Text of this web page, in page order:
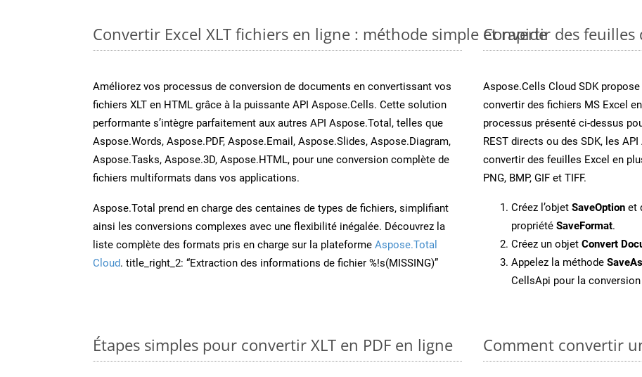
Convertir Excel XLT fichiers en ligne : méthode simple et rapide
Améliorez vos processus de conversion de documents en convertissant vos
fichiers XLT en HTML grâce à la puissante API Aspose.Cells. Cette solution
performante s’intègre parfaitement aux autres API Aspose.Total, telles que
Aspose.Words, Aspose.PDF, Aspose.Email, Aspose.Slides, Aspose.Diagram,
Aspose.Tasks, Aspose.3D, Aspose.HTML, pour une conversion complète de
fichiers multiformats dans vos applications.
Aspose.Total prend en charge des centaines de types de fichiers, simplifiant
ainsi les conversions complexes avec une flexibilité inégalée. Découvrez la
liste complète des formats pris en charge sur la plateforme Aspose.Total
Cloud. title_right_2: “Extraction des informations de fichier %!s(MISSING)”
Convertir des feuilles
Aspose.Cells Cloud SDK
convertir des fichiers MS Excel
processus présenté ci-dessus
REST directs ou des SDK, les
convertir des feuilles Excel en
PNG, BMP, GIF et TIFF.
Créez l’objet SaveOption et
propriété SaveFormat.
Créez un objet Convert
Appelez la méthode
CellsApi pour la conversion
Étapes simples pour convertir XLT en PDF en ligne Comment convertir